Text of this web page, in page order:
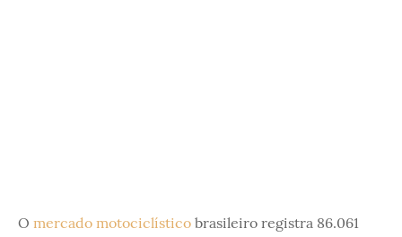
O mercado motociclístico brasileiro registra 86.061